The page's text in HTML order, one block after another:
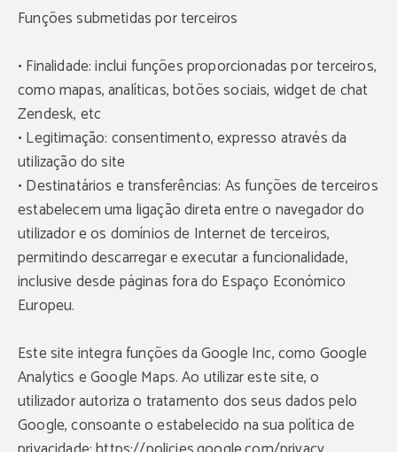
Funções submetidas por terceiros
• Finalidade: inclui funções proporcionadas por terceiros,
como mapas, analíticas, botões sociais, widget de chat
Zendesk, etc
• Legitimação: consentimento, expresso através da
utilização do site
• Destinatários e transferências: As funções de terceiros
estabelecem uma ligação direta entre o navegador do
utilizador e os domínios de Internet de terceiros,
permitindo descarregar e executar a funcionalidade,
inclusive desde páginas fora do Espaço Económico
Europeu.
Este site integra funções da Google Inc, como Google
Analytics e Google Maps. Ao utilizar este site, o
utilizador autoriza o tratamento dos seus dados pelo
Google, consoante o estabelecido na sua política de
Vantagens exclusivas
Conheça todas as vantagens por reservar